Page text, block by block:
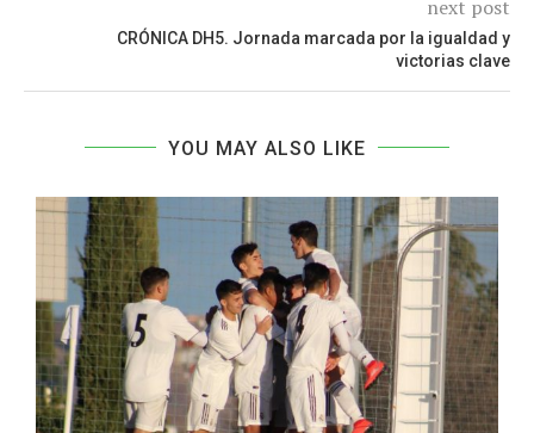
next post
CRÓNICA DH5. Jornada marcada por la igualdad y
victorias clave
YOU MAY ALSO LIKE